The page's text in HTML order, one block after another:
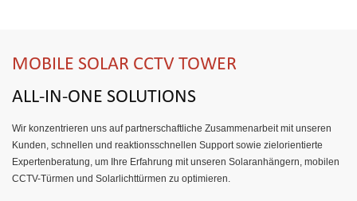
MOBILE SOLAR CCTV TOWER
ALL-IN-ONE SOLUTIONS
Wir konzentrieren uns auf partnerschaftliche Zusammenarbeit mit unseren
Kunden, schnellen und reaktionsschnellen Support sowie zielorientierte
Expertenberatung, um Ihre Erfahrung mit unseren Solaranhängern, mobilen
CCTV-Türmen und Solarlichttürmen zu optimieren.